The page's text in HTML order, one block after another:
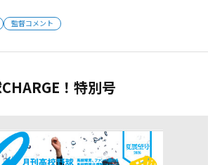
監督コメント
！特別号